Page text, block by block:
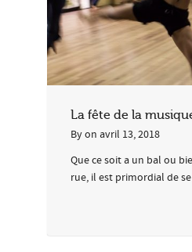
La fête de la
Byon avril 13, 2018
Que ce soit a un bal ou
rue, il est primordial de